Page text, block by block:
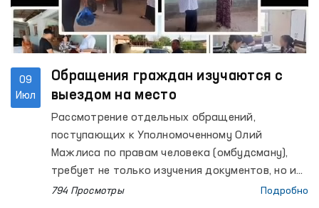
09
Июл
Обращения граждан изучаются с
выездом на место
Рассмотрение отдельных обращений,
поступающих к Уполномоченному Олий
Мажлиса по правам человека (омбудсману),
требует не только изучения документов, но и
проверки изложенных фактов
794 Просмотры Подробно